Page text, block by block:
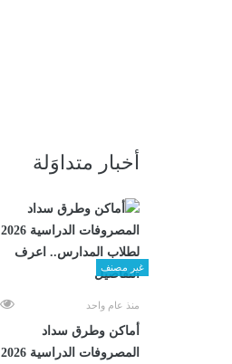
أخبار متداوَلة
غير مصنف
منذ عام واحد
أماكن وطرق سداد
المصروفات الدراسية 2026